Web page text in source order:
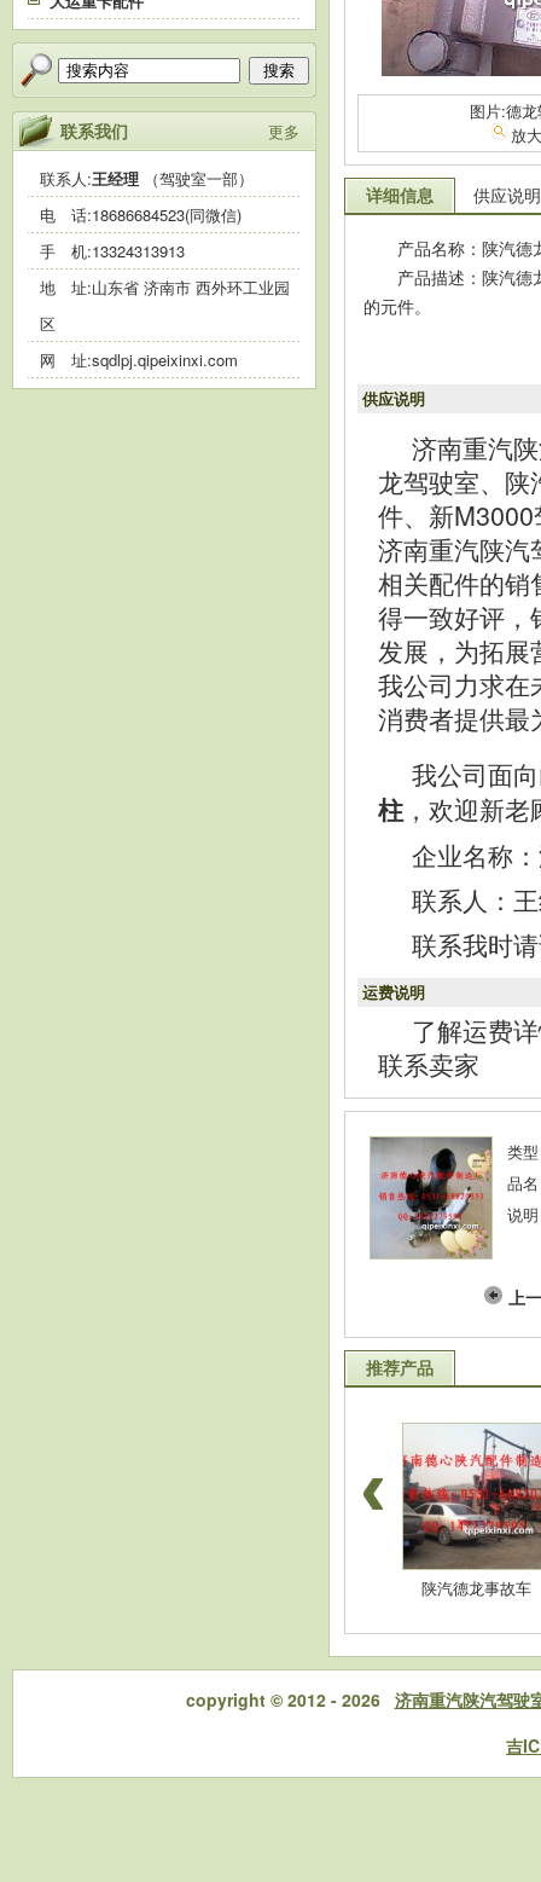
搜索
更多
联系我们
联系人:王经理 （驾驶室一部）
电 话:18686684523(同微信)
手 机:13324313913
地 址:山东省 济南市 西外环工业园
区
网 址:sqdlpj.qipeixinxi.com
图片:德
放
详细信息 供应说明
产品名称：陕汽德
产品描述：陕汽德
的元件。
供应说明
济南重汽
龙驾驶室、
件、新
济南重汽陕汽
相关配件的销
得一致好评，
发展，为拓
我公司力求在
消费者提供最
我公司面
柱 ，欢迎新
企业名称
联系人：
联系我时
运费说明
了解运费
联系卖家
类
品
说
上
推荐产品
陕汽德龙事故车
copyright © 2012 - 2026 济南重汽陕汽驾驶
吉